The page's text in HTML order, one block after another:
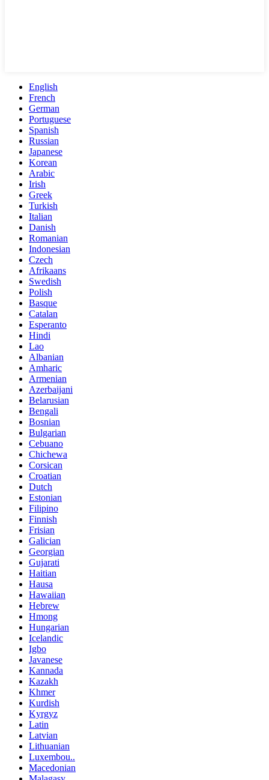
English
French
German
Portuguese
Spanish
Russian
Japanese
Korean
Arabic
Irish
Greek
Turkish
Italian
Danish
Romanian
Indonesian
Czech
Afrikaans
Swedish
Polish
Basque
Catalan
Esperanto
Hindi
Lao
Albanian
Amharic
Armenian
Azerbaijani
Belarusian
Bengali
Bosnian
Bulgarian
Cebuano
Chichewa
Corsican
Croatian
Dutch
Estonian
Filipino
Finnish
Frisian
Galician
Georgian
Gujarati
Haitian
Hausa
Hawaiian
Hebrew
Hmong
Hungarian
Icelandic
Igbo
Javanese
Kannada
Kazakh
Khmer
Kurdish
Kyrgyz
Latin
Latvian
Lithuanian
Luxembou..
Macedonian